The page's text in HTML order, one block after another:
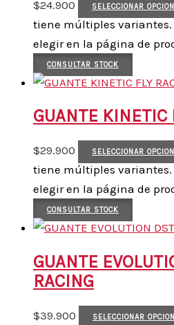
$24.900 SELECCIONAR
tiene múltiples variantes.
elegir en la página de
CONSULTAR STOCK
GUANTE KINETIC
$29.900 SELECCIONAR
tiene múltiples variantes.
elegir en la página de
CONSULTAR STOCK
GUANTE
RACING
$39.900 SELECCIONAR